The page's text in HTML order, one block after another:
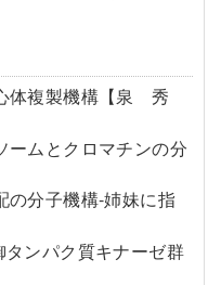
体複製機構【泉 秀
ームとクロマチンの分
の分子機構-姉妹に指
ンパク質キナーゼ群